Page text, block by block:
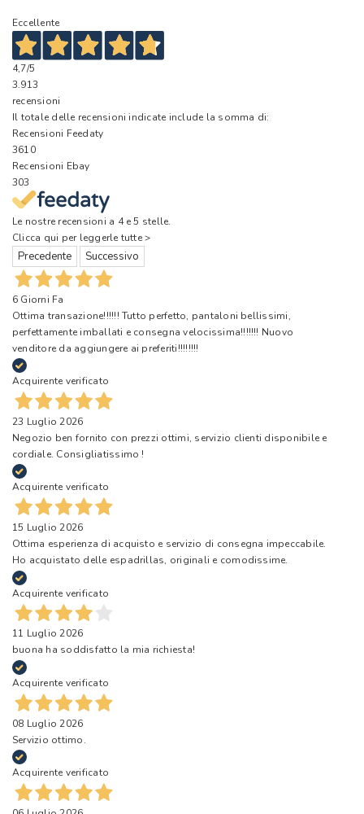
Eccellente
4,7/5
3.913
recensioni
Il totale delle recensioni indicate include la somma di:
Recensioni Feedaty
3610
Recensioni Ebay
303
Le nostre recensioni a 4 e 5 stelle.
Clicca qui per leggerle tutte >
Precedente Successivo
6 Giorni Fa
Ottima transazione!!!!!! Tutto perfetto, pantaloni bellissimi,
perfettamente imballati e consegna velocissima!!!!!!! Nuovo
venditore da aggiungere ai preferiti!!!!!!!!
Acquirente verificato
23 Luglio 2026
Negozio ben fornito con prezzi ottimi, servizio clienti disponibile e
cordiale. Consigliatissimo !
Acquirente verificato
15 Luglio 2026
Ottima esperienza di acquisto e servizio di consegna impeccabile.
Ho acquistato delle espadrillas, originali e comodissime.
Acquirente verificato
11 Luglio 2026
buona ha soddisfatto la mia richiesta!
Acquirente verificato
08 Luglio 2026
Servizio ottimo.
Acquirente verificato